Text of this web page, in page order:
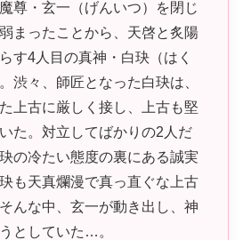
尊・玄一（げんいつ）を閉じ
まったことから、天啓と炙陽
す4人目の真神・白玦（はく
渋々、師匠となった白玦は、
上古に厳しく接し、上古も堅
た。対立してばかりの2人だ
の冷たい態度の裏にある誠実
も天真爛漫で真っ直ぐな上古
んな中、玄一が動き出し、神
としていた…。